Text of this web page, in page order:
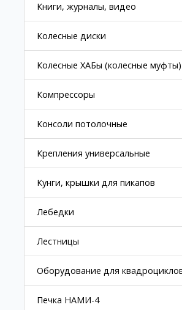
Книги, журналы, видео
Колесные диски
Колесные ХАБы (колесные муфты)
Компрессоры
Консоли потолочные
Крепления универсальные
Кунги, крышки для пикапов
Лебедки
Лестницы
Оборудование для
Печка НАМИ-4